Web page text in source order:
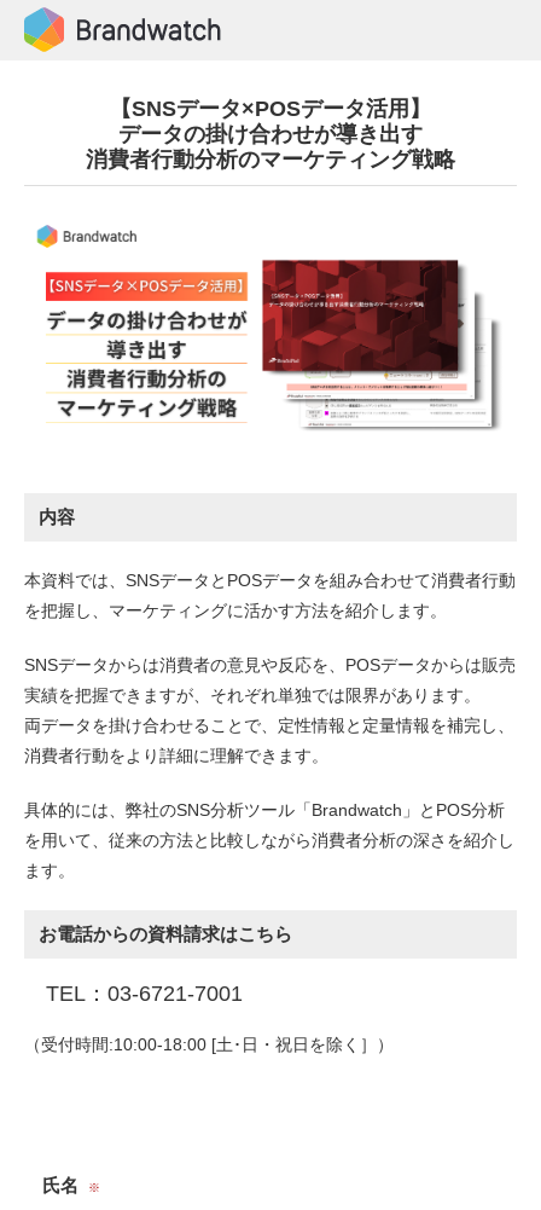
【SNSデータ×POSデータ活用】​​
データの掛け合わせが導き出す​
消費者行動分析のマーケティング戦略​
内容
本資料では、SNSデータとPOSデータを組み合わせて消費者行動
を把握し、マーケティングに活かす方法を紹介します。
SNSデータからは消費者の意見や反応を、POSデータからは販売
実績を把握できますが、それぞれ単独では限界があります。
両データを掛け合わせることで、定性情報と定量情報を補完し、
消費者行動をより詳細に理解できます。
具体的には、弊社のSNS分析ツール「Brandwatch」とPOS分析
を用いて、従来の方法と比較しながら消費者分析の深さを紹介し
ます。
お電話からの資料請求はこちら
TEL：03-6721-7001
（受付時間:10:00-18:00 [土･日・祝日を除く］）
氏名